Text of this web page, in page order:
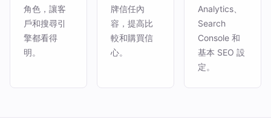
角色，讓客
戶和搜尋引
擎都看得
明。
牌信任內
容，提高比
較和購買信
心。
Analytics、
Search
Console 和
基本 SEO 設
定。